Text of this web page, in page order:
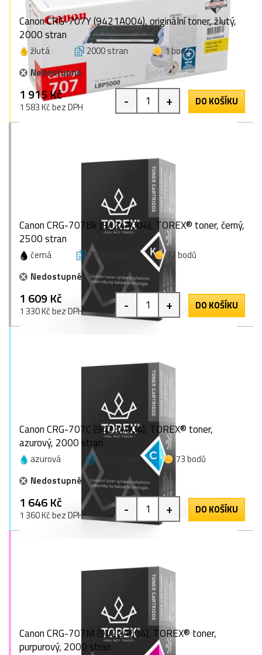
Canon CRG-707Y (9421A004), originální toner, žlutý,
2000 stran
žlutá 2000 stran
1 bod
Nedostupné
1 915 Kč
1 583 Kč bez DPH - + DO KOŠÍKU
Canon CRG-707Bk (9424A004), TOREX® toner, černý,
2500 stran
černá 2500 stran
72 bodů
Nedostupné
1 609 Kč
1 330 Kč bez DPH - + DO KOŠÍKU
Canon CRG-707C (9423A004), TOREX® toner,
azurový, 2000 stran
azurová 2000 stran
73 bodů
Nedostupné
1 646 Kč
1 360 Kč bez DPH - + DO KOŠÍKU
Canon CRG-707M (9422A004), TOREX® toner,
purpurový, 2000 stran